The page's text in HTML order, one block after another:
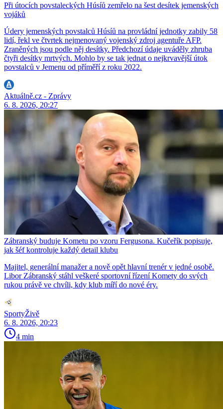
Při útocích povstaleckých Húsíů zemřelo na šest desítek jemenských
vojáků
Údery jemenských povstalců Húsíů na provládní jednotky zabily 58
lidí, řekl ve čtvrtek nejmenovaný vojenský zdroj agentuře AFP.
Zraněných jsou podle něj desítky. Předchozí údaje uváděly zhruba
čtyři desítky mrtvých. Mohlo by se tak jednat o nejkrvavější útok
povstalců v Jemenu od příměří z roku 2022.
Aktuálně.cz - Zprávy
6. 8. 2026, 20:27
Zábranský buduje Kometu po vzoru Fergusona. Kučeřík popisuje,
jak šéf kontroluje každý detail klubu
Majitel, generální manažer a nově opět hlavní trenér v jedné osobě.
Libor Zábranský stáhl veškeré sportovní řízení Komety do svých
rukou právě ve chvíli, kdy klub míří do nové éry.
SportyŽivě
6. 8. 2026, 20:23
4 min